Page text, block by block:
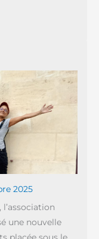
2025
une nouvelle
placée sous le